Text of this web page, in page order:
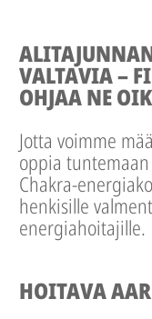
VALTAVIA –
OHJAA NE
Jotta voimme
oppia
Chakra-
henkisille
energiahoitajille.
HOITAVA